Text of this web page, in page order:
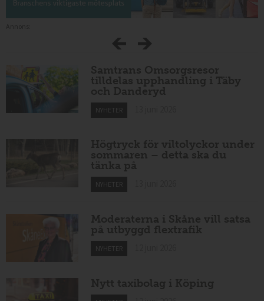
Samtrans Omsorgsresor
tilldelas upphandling i Täby
och Danderyd
NYHETER
Högtryck för viltolyckor under
sommaren – detta ska du
tänka på
NYHETER
Moderaterna i Skåne vill satsa
på utbyggd flextrafik
NYHETER
Nytt taxibolag i Köping